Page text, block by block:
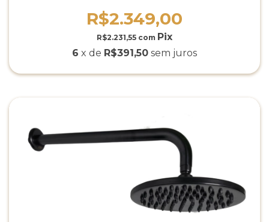
R$2.349,00
R$2.231,55 com
6 x de R$391,50 sem juros